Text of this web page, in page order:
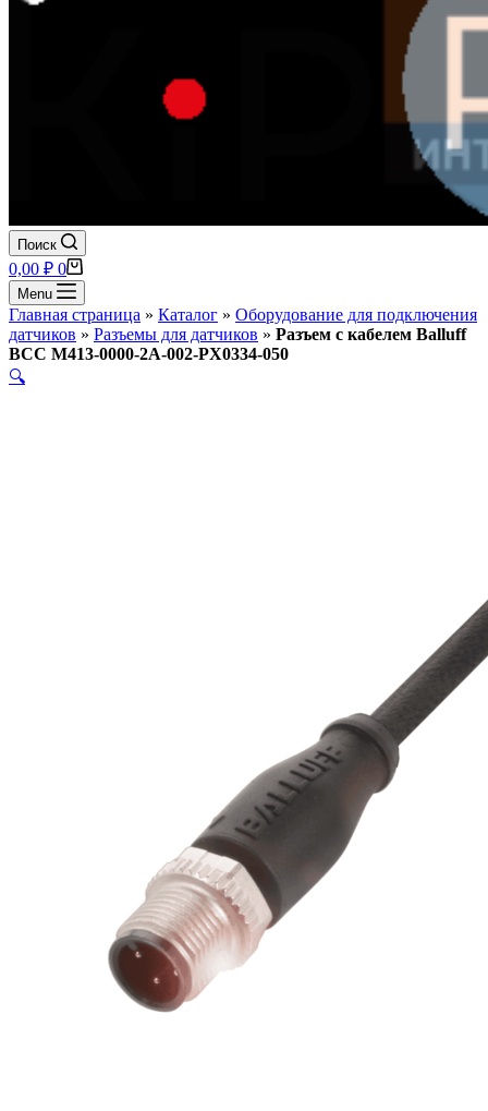
Поиск
Корзина
0,00 ₽ 0
Menu
Главная страница » Каталог » Оборудование для подключения
датчиков » Разъемы для датчиков » Разъем с кабелем Balluff
BCC M413-0000-2A-002-PX0334-050
🔍